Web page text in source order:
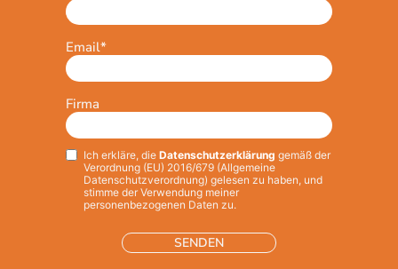
Email*
Firma
Privacy*
Ich erkläre, die Datenschutzerklärung gemäß der
Verordnung (EU) 2016/679 (Allgemeine
Datenschutzverordnung) gelesen zu haben, und
stimme der Verwendung meiner
personenbezogenen Daten zu.